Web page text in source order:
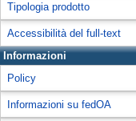
Tipologia prodotto
Accessibilità del full-text
Informazioni
Policy
Informazioni su fedOA